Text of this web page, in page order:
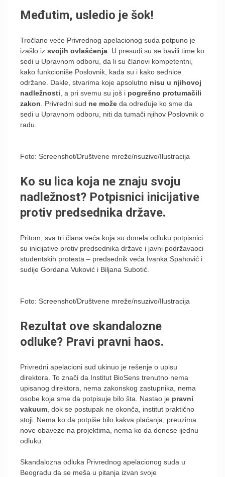
Međutim, usledio je šok!
Tročlano veće Privrednog apelacionog suda potpuno je
izašlo iz svojih ovlašćenja . U presudi su se bavili time ko
sedi u Upravnom odboru, da li su članovi kompetentni,
kako funkcioniše Poslovnik, kada su i kako sednice
održane. Dakle, stvarima koje apsolutno nisu u njihovoj
nadležnosti , a pri svemu su još i pogrešno protumačili
zakon . Privredni sud ne može da određuje ko sme da
sedi u Upravnom odboru, niti da tumači njihov Poslovnik o
radu.
Foto: Screenshot/Društvene mreže/nsuzivo/Ilustracija
Ko su lica koja ne znaju svoju
nadležnost? Potpisnici inicijative
protiv predsednika države.
Pritom, sva tri člana veća koja su donela odluku potpisnici
su inicijative protiv predsednika države i javni podržavaoci
studentskih protesta – predsednik veća Ivanka Spahović i
sudije Gordana Vuković i Biljana Subotić.
Foto: Screenshot/Društvene mreže/nsuzivo/Ilustracija
Rezultat ove skandalozne
odluke? Pravi pravni haos.
Privredni apelacioni sud ukinuo je rešenje o upisu
direktora. To znači da Institut BioSens trenutno nema
upisanog direktora, nema zakonskog zastupnika, nema
osobe koja sme da potpisuje bilo šta. Nastao je pravni
vakuum , dok se postupak ne okonča, institut praktično
stoji. Nema ko da potpiše bilo kakva plaćanja, preuzima
nove obaveze na projektima, nema ko da donese ijednu
odluku.
Skandalozna odluka Privrednog apelacionog suda u
Beogradu da se meša u pitanja izvan svoje